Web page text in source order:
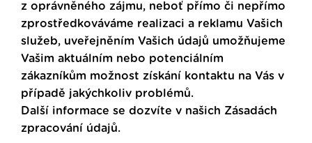
z oprávněného zájmu, neboť přímo či nepřímo
zprostředkováváme realizaci a reklamu Vašich
služeb, uveřejněním Vašich údajů umožňujeme
Vašim aktuálním nebo potenciálním
zákazníkům možnost získání kontaktu na Vás v
případě jakýchkoliv problémů.
Další informace se dozvíte v našich Zásadách
zpracování údajů.